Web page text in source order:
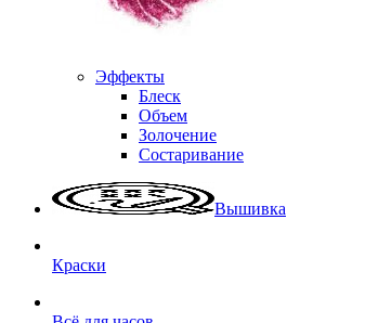
Эффекты
Блеск
Объем
Золочение
Состаривание
Вышивка
Краски